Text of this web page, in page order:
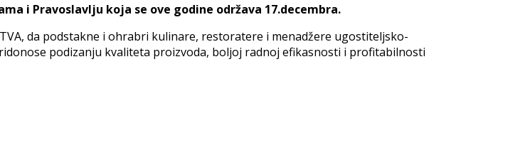
i Pravoslavlju koja se ove godine održava 17.decembra.
da podstakne i ohrabri kulinare, restoratere i menadžere ugostiteljsko-
podizanju kvaliteta proizvoda, boljoj radnoj efikasnosti i profitabilnosti